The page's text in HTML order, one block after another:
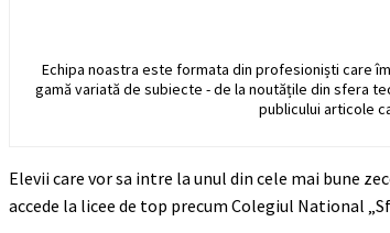
Echipa noastra este formata din profesioniști care
gamă variată de subiecte - de la noutățile din sfera
publicului articole
Elevii care vor sa intre la unul din cele mai bune
accede la licee de top precum Colegiul National